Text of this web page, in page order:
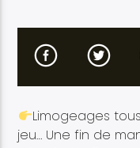
Etele en direct
Limogeages
jeu… Une fin de